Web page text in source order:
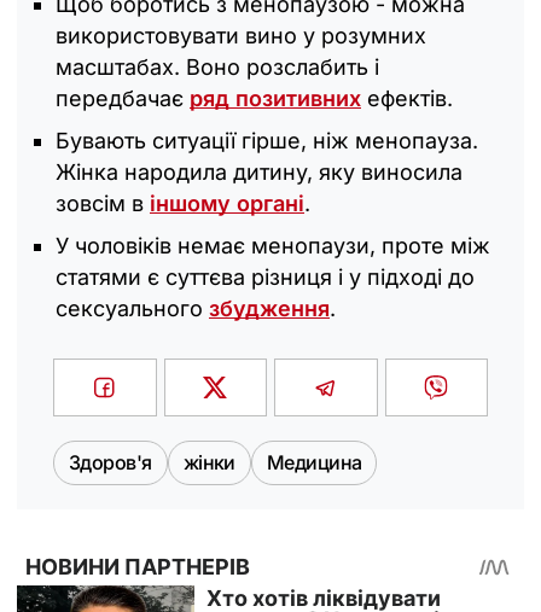
використовувати вино у розумних
масштабах. Воно розслабить і
передбачає ряд позитивних ефектів.
Бувають ситуації гірше, ніж менопауза.
Жінка народила дитину, яку виносила
зовсім в іншому органі.
У чоловіків немає менопаузи, проте між
статями є суттєва різниця і у підході до
сексуального збудження.
Здоров'я жінки Медицина